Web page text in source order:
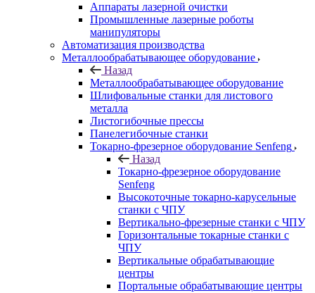
Аппараты лазерной очистки
Промышленные лазерные роботы
манипуляторы
Автоматизация производства
Металлообрабатывающее оборудование
Назад
Металлообрабатывающее оборудование
Шлифовальные станки для листового
металла
Листогибочные прессы
Панелегибочные станки
Токарно-фрезерное оборудование Senfeng
Назад
Токарно-фрезерное оборудование
Senfeng
Высокоточные токарно-карусельные
станки с ЧПУ
Вертикально-фрезерные станки с ЧПУ
Горизонтальные токарные станки с
ЧПУ
Вертикальные обрабатывающие
центры
Портальные обрабатывающие центры